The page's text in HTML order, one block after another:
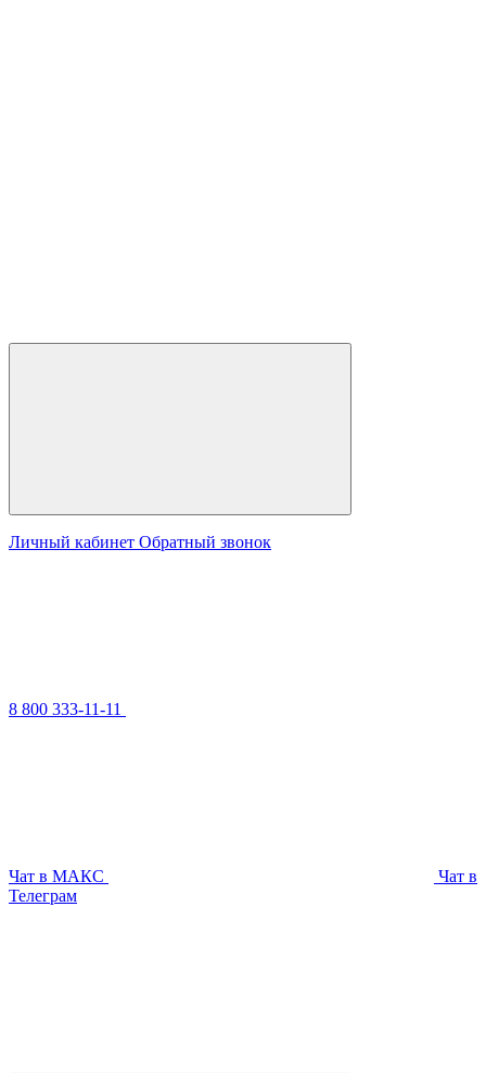
Личный кабинет Обратный звонок
8 800 333-11-11
Чат в МАКС
Чат в
Телеграм